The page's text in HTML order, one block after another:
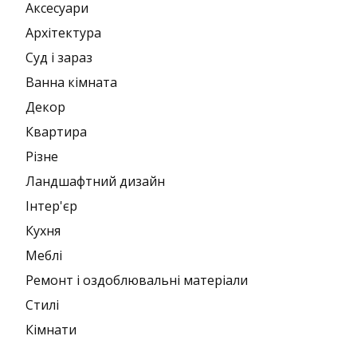
Аксесуари
Архітектура
Суд і зараз
Ванна кімната
Декор
Квартира
Різне
Ландшафтний дизайн
Інтер'єр
Кухня
Меблі
Ремонт і оздоблювальні матеріали
Стилі
Кімнати